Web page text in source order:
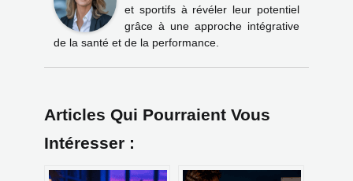
et sportifs à révéler leur potentiel
grâce à une approche intégrative
de la santé et de la performance.
Articles Qui Pourraient Vous
Intéresser :